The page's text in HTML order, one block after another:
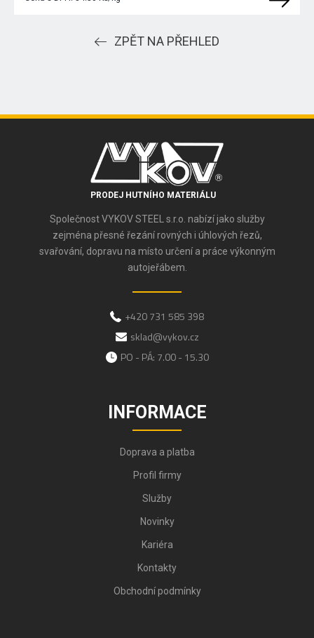
ZPĚT NA PŘEHLED
PRODEJ HUTNÍHO MATERIÁLU
Společnost VYKOV STEEL s.r.o. nabízí jako služby
zejména přesné řezání rovných i úhlových řezů,
svařování, dopravu na místo určení a práce výkonným
autojeřábem.
+420 731 585 398
sklad@vykov.cz
PO - PÁ: 7.00 - 15.30
INFORMACE
Doprava a platba
Profil firmy
Služby
Novinky
Kariéra
Kontakty
Obchodní podmínky